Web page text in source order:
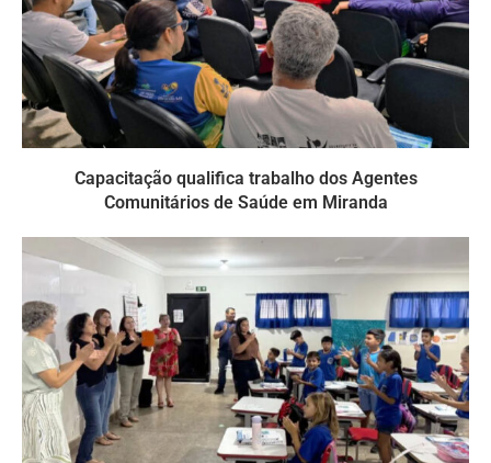
Capacitação qualifica trabalho dos Agentes
Comunitários de Saúde em Miranda